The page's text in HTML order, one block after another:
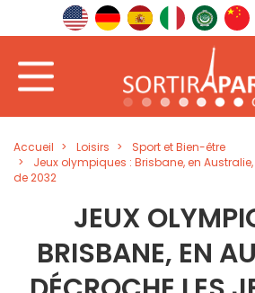
Accueil Loisirs
Sport et Bien-être
Jeux olympiques : Brisbane, en
de 2032
JEUX
BRISBANE, EN